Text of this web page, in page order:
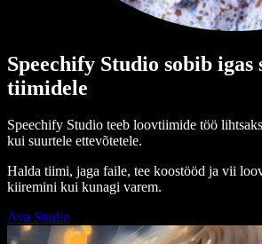
Speechify Studio sobib igas
tiimidele
Speechify Studio teeb loovtiimide töö
kui suurtele ettevõtetele.
Halda tiimi, jaga faile, tee koostööd ja vii
kiiremini kui kunagi varem.
Ava Studio